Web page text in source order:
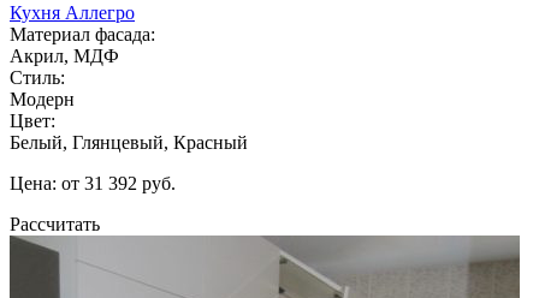
Кухня Аллегро
Материал фасада:
Акрил, МДФ
Стиль:
Модерн
Цвет:
Белый, Глянцевый, Красный
Цена: от 31 392 руб.
Рассчитать